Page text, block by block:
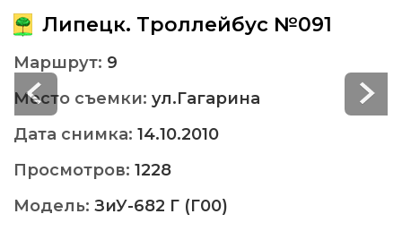
Липецк. Троллейбус №091
Маршрут: 9
Место съемки: ул.Гагарина
Дата снимка: 14.10.2010
Просмотров: 1228
Модель: ЗиУ-682 Г (Г00)